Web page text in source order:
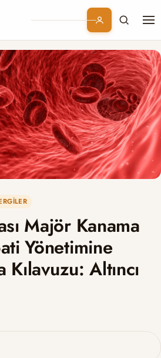
Branşlar
Konular
Kurumsal
Abonelik
Majör Kanama
Yönetimine
Altıncı